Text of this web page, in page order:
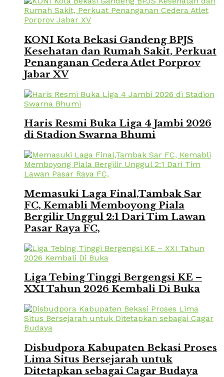
KONI Kota Bekasi Gandeng BPJS
Kesehatan dan Rumah Sakit, Perkuat
Penanganan Cedera Atlet Porprov
Jabar XV
Haris Resmi Buka Liga 4 Jambi 2026
di Stadion Swarna Bhumi
Memasuki Laga Final,Tambak Sar
FC, Kemabli Memboyong Piala
Bergilir Unggul 2:1 Dari Tim Lawan
Pasar Raya FC,
Liga Tebing Tinggi Bergengsi KE –
XXI Tahun 2026 Kembali Di Buka
Disbudpora Kabupaten Bekasi Proses
Lima Situs Bersejarah untuk
Ditetapkan sebagai Cagar Budaya